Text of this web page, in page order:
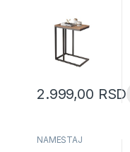
2.999,00 RSD
NAMEŠTAJ